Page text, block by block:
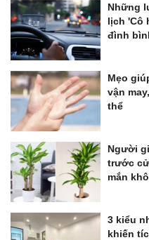
Những
lịch 'Cô
đình
Mẹo
vận
thể
Người
trước
mắn
3 kiểu
khiến